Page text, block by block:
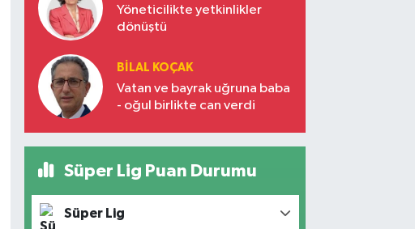
Yöneticilikte yetkinlikler
dönüştü
BILAL KOÇAK
Vatan ve bayrak uğruna baba
- oğul birlikte can verdi
Süper Lig Puan Durumu
Süper Lig